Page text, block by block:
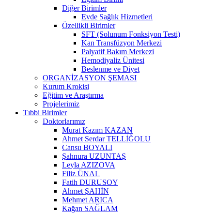
Diğer Birimler
Evde Sağlık Hizmetleri
Özellikli Birimler
SFT (Solunum Fonksiyon Testi)
Kan Transfüzyon Merkezi
Palyatif Bakım Merkezi
Hemodiyaliz Ünitesi
Beslenme ve Diyet
ORGANİZASYON ŞEMASI
Kurum Krokisi
Eğitim ve Araştırma
Projelerimiz
Tıbbi Birimler
Doktorlarımız
Murat Kazım KAZAN
Ahmet Serdar TELLİĞOLU
Cansu BOYALI
Şahnura UZUNTAŞ
Leyla AZIZOVA
Filiz ÜNAL
Fatih DURUSOY
Ahmet ŞAHİN
Mehmet ARICA
Kağan SAĞLAM